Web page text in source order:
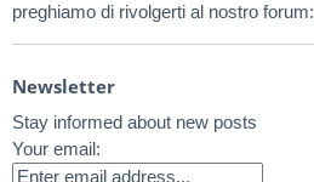
preghiamo di rivolgerti al nostro forum:
Newsletter
Stay informed about new posts
Your email: